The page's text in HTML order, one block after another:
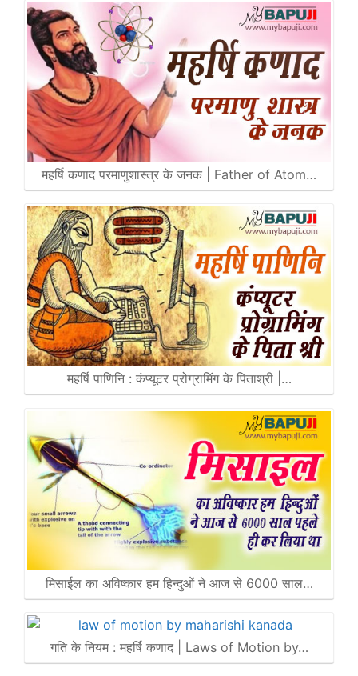
महर्षि कणाद परमाणुशास्त्र के जनक | Father of Atom…
महर्षि पाणिनि : कंप्यूटर प्रोग्रामिंग के पिताश्री |…
मिसाईल का अविष्कार हम हिन्दुओं ने आज से 6000 साल…
गति के नियम : महर्षि कणाद | Laws of Motion by…